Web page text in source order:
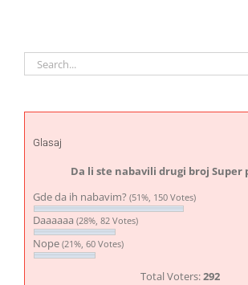
Search
for:
Glasaj
Da li ste nabavili drugi broj Super
Gde da ih nabavim? (51%, 150 Votes)
Daaaaaa (28%, 82 Votes)
Nope (21%, 60 Votes)
Total Voters:292